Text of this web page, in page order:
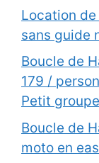
Location
sans guide
Boucle de
179 /
Petit groupe
Boucle de
moto en